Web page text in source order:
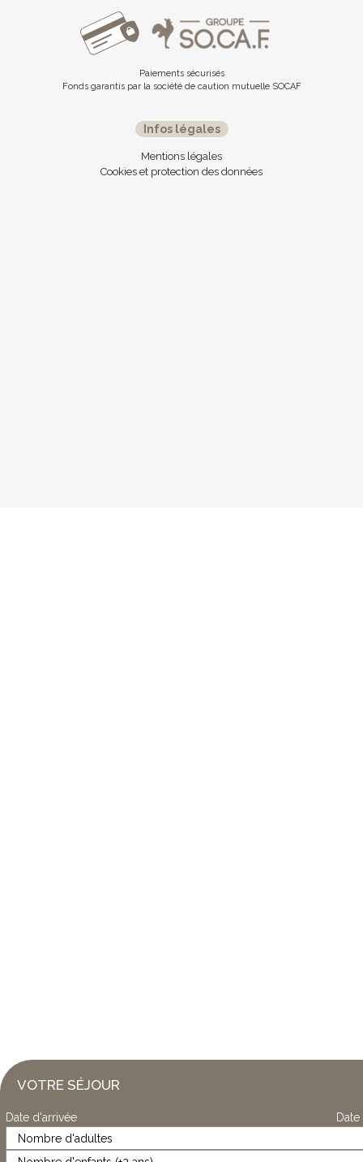
VOTRE SÉJOUR
Date d'arrivée
Paiements sécurisés
Fonds garantis par la société de caution mutuelle SOCAF
Infos légales
Mentions légales
Cookies et protection des données